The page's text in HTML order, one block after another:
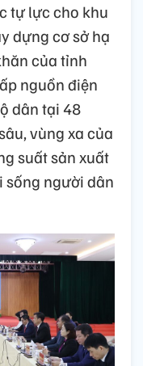
tự lực cho khu
dựng cơ sở hạ
của tỉnh
nguồn điện
dân tại 48
vùng xa của
suất sản xuất
sống người dân